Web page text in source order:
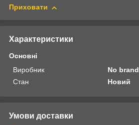
Приховати
Характеристики
Основні
Виробник
No brand
Стан
Новий
Умови доставки